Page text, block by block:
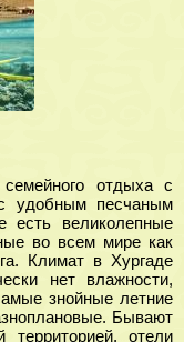
отдыха с
удобным песчаным
великолепные
во всем мире как
Климат в Хургаде
нет влажности,
знойные летние
Бывают
отели